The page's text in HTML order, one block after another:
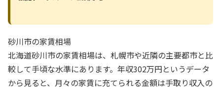
砂川市の家賃相場
北海道砂川市の家賃相場は、札幌市や近隣の主要都市と比
較して手頃な水準にあります。年収302万円というデータ
から見ると、月々の家賃に充てられる金額は手取り収入の